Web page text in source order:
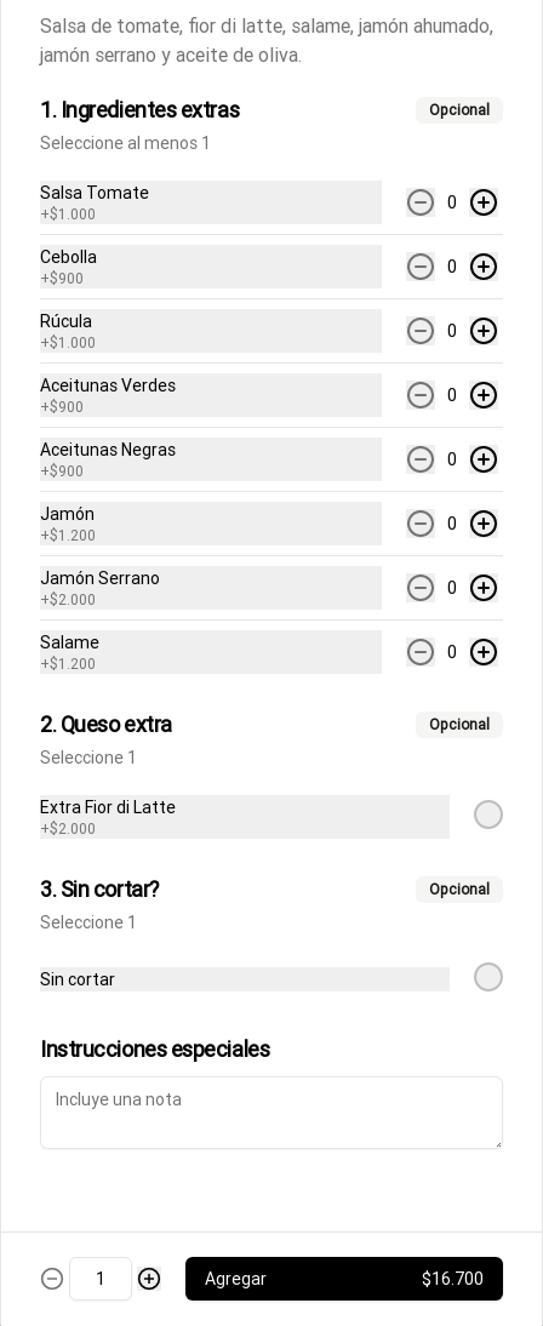
Rucola
queso parmesano fresco acompañado
Pastas
Fettuccine Pesto
Pasta fresca con salsa de pesto y
queso parmesano, acompañado de
focaccia.
$10.500
Fettuccine Pomodoro y
(tomates triturados italianos) , queso
parmesano y albahaca acompañados
Pasta fresca con salsa boloñesa con
Lasagna de berenjenas con salsa
rossa (tomates italianos triturados y un
toque de crema) y queso parmesano.
$9.500
Ñoquis a la Rossa
Ñoquis con salsa boloñesa a la crema y
queso parmesano acompañados de
Salsa de tomate, fior di latte, salame, jamón ahumado,
jamón serrano y aceite de oliva.
1. Ingredientes extras Opcional
Seleccione al menos 1
Salsa Tomate
+$1.000
0
Cebolla
+$900
0
Rúcula
+$1.000
0
Aceitunas Verdes
+$900
0
Aceitunas Negras
+$900
0
Jamón
+$1.200
0
Jamón Serrano
+$2.000
0
Salame
+$1.200
0
2. Queso extra Opcional
Seleccione 1
Extra Fior di Latte
+$2.000
3. Sin cortar? Opcional
Seleccione 1
Sin cortar
Instrucciones especiales
Agregar $16.700